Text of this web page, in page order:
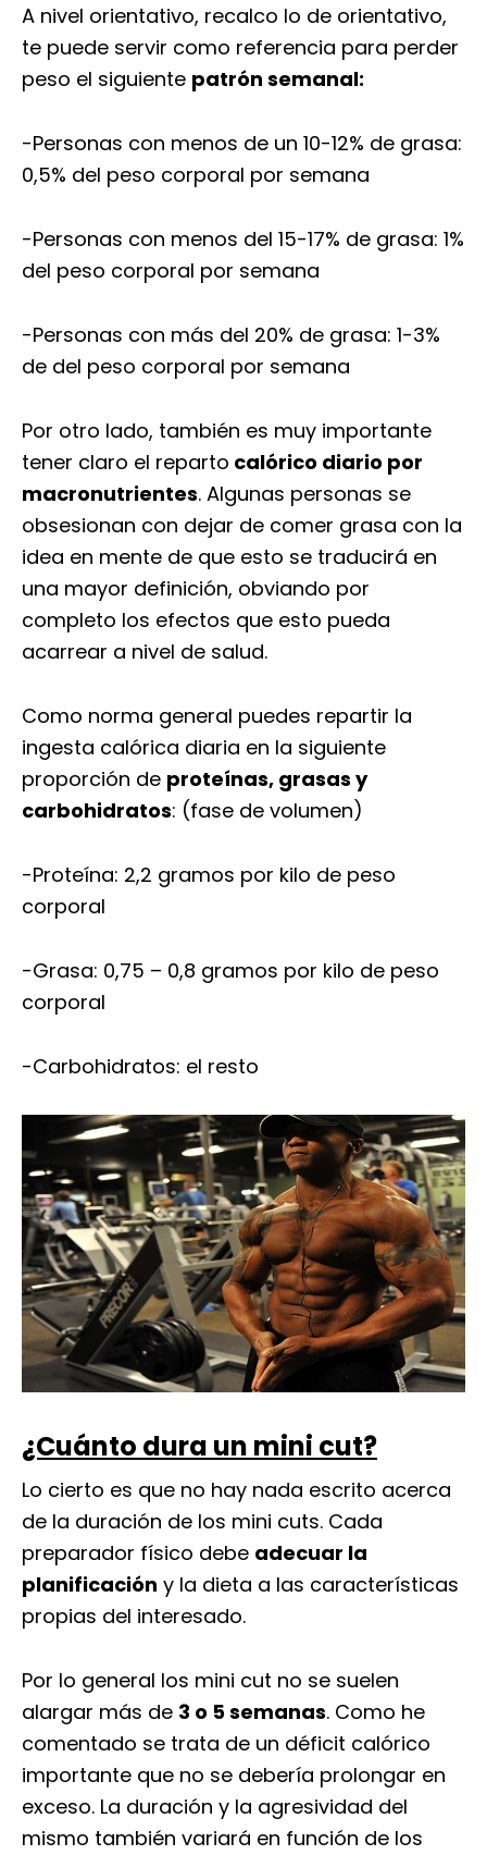
A nivel orientativo, recalco lo de orientativo,
te puede servir como referencia para perder
peso el siguiente patrón semanal:
-Personas con menos de un 10-12% de grasa:
0,5% del peso corporal por semana
-Personas con menos del 15-17% de grasa: 1%
del peso corporal por semana
-Personas con más del 20% de grasa: 1-3%
de del peso corporal por semana
Por otro lado, también es muy importante
tener claro el reparto calórico diario por
macronutrientes. Algunas personas se
obsesionan con dejar de comer grasa con la
idea en mente de que esto se traducirá en
una mayor definición, obviando por
completo los efectos que esto pueda
acarrear a nivel de salud.
Como norma general puedes repartir la
ingesta calórica diaria en la siguiente
proporción de proteínas, grasas y
carbohidratos: (fase de volumen)
-Proteína: 2,2 gramos por kilo de peso
corporal
-Grasa: 0,75 – 0,8 gramos por kilo de peso
corporal
-Carbohidratos: el resto
¿Cuánto dura un mini cut?
Lo cierto es que no hay nada escrito acerca
de la duración de los mini cuts. Cada
preparador físico debe adecuar la
planificación y la dieta a las características
propias del interesado.
Por lo general los mini cut no se suelen
alargar más de 3 o 5 semanas. Como he
comentado se trata de un déficit calórico
importante que no se debería prolongar en
exceso. La duración y la agresividad del
mismo también variará en función de los